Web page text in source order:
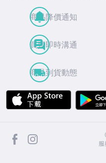
商品降價通知
買賣即時溝通
商品到貨動態
APP
facebook